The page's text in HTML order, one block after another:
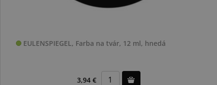
EULENSPIEGEL, Farba na tvár, 12 ml, hnedá
3,94 €